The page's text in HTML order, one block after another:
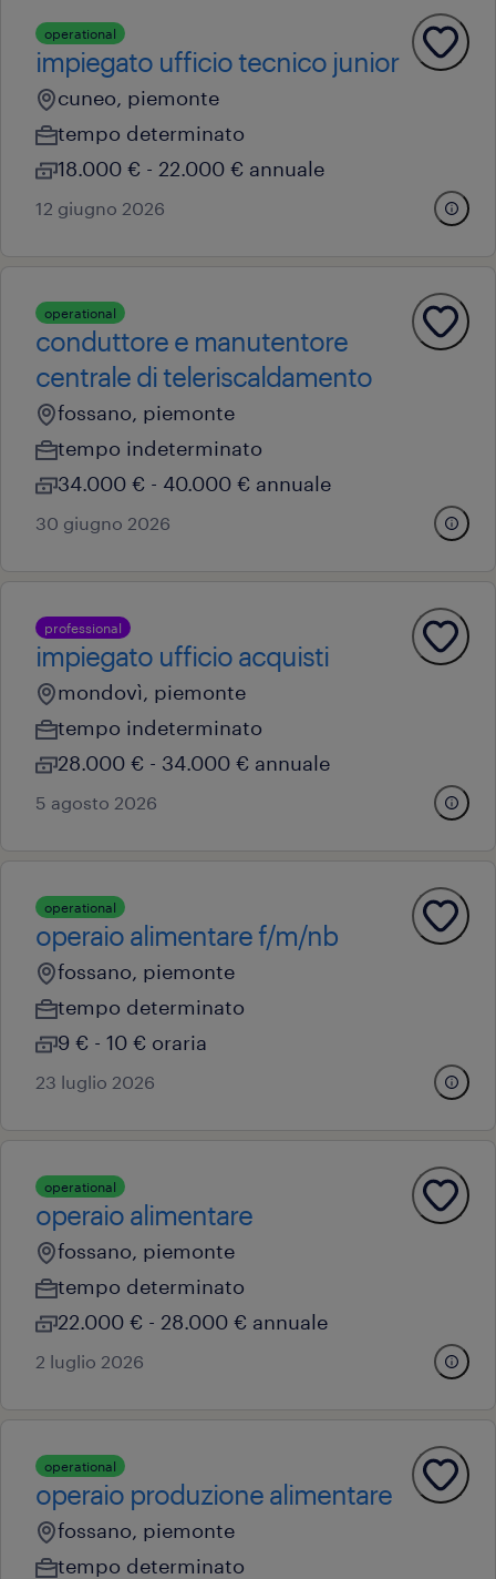
operational
impiegato ufficio tecnico junior
cuneo, piemonte
tempo determinato
18.000 € - 22.000 € annuale
12 giugno 2026
operational
conduttore e manutentore
centrale di teleriscaldamento
fossano, piemonte
tempo indeterminato
34.000 € - 40.000 € annuale
30 giugno 2026
professional
impiegato ufficio acquisti
mondovì, piemonte
tempo indeterminato
28.000 € - 34.000 € annuale
5 agosto 2026
operational
operaio alimentare f/m/nb
fossano, piemonte
tempo determinato
9 € - 10 € oraria
23 luglio 2026
operational
operaio alimentare
fossano, piemonte
tempo determinato
22.000 € - 28.000 € annuale
2 luglio 2026
operational
operaio produzione alimentare
fossano, piemonte
tempo determinato